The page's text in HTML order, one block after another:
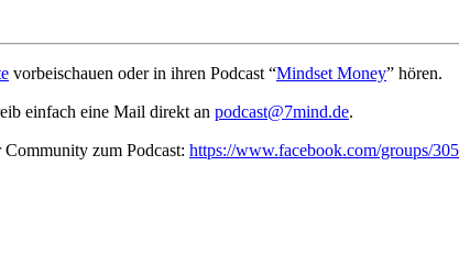
vorbeischauen oder in ihren Podcast “Mindset Money” hören.
ein­fach eine Mail direkt an podcast@7mind.de.
zum Podcast: https://www.facebook.com/groups/